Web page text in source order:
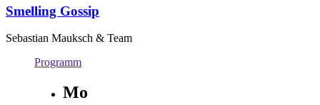
Smelling Gossip
Sebastian Mauksch & Team
Programm
Mo